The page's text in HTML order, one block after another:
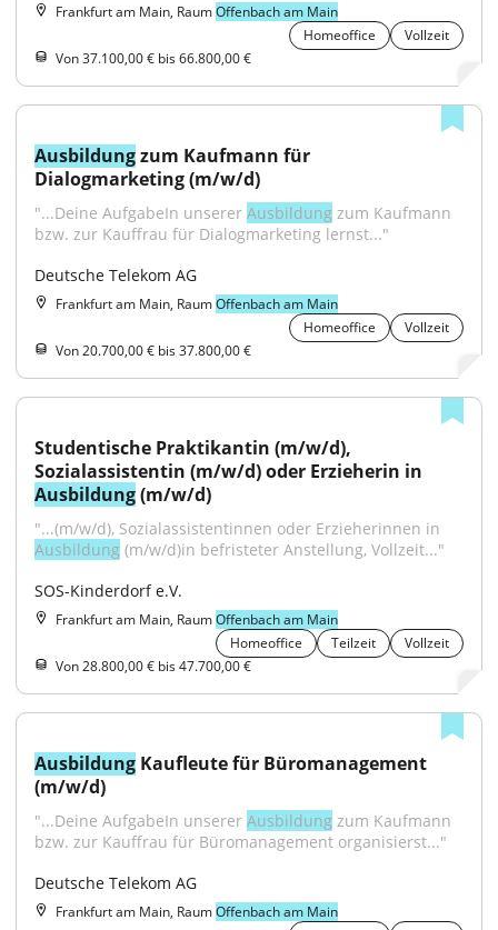
Frankfurt am Main, RaumOffenbach am Main
Homeoffice
Vollzeit
Von 37.100,00 € bis 66.800,00 €
Ausbildung zum Kaufmann für
Dialogmarketing (m/w/d)
"...Deine AufgabeIn unserer Ausbildung zum Kaufmann
bzw. zur Kauffrau für Dialogmarketing lernst..."
Deutsche Telekom AG
Frankfurt am Main, RaumOffenbach am Main
Homeoffice
Vollzeit
Von 20.700,00 € bis 37.800,00 €
Studentische Praktikantin (m/w/d),
Ausbildung (m/w/d)
Ausbildung (m/w/d)in befristeter Anstellung, Vollzeit..."
SOS-Kinderdorf e.V.
Frankfurt am Main, RaumOffenbach am Main
Homeoffice
Teilzeit
Vollzeit
Von 28.800,00 € bis 47.700,00 €
Ausbildung Kaufleute für Büromanagement
(m/w/d)
"...Deine AufgabeIn unserer Ausbildung zum Kaufmann
bzw. zur Kauffrau für Büromanagement organisierst..."
Deutsche Telekom AG
Frankfurt am Main, RaumOffenbach am Main